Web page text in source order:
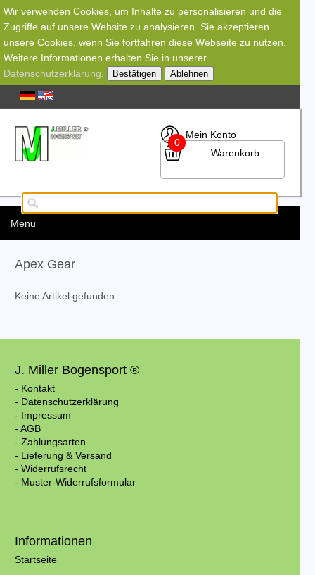
Wir verwenden Cookies, um Inhalte zu personalisieren und die
Zugriffe auf unsere Website zu analysieren. Sie akzeptieren
unsere Cookies, wenn Sie fortfahren diese Webseite zu nutzen.
Weitere Informationen erhalten Sie in unserer
Datenschutzerklärung
Bestätigen Ablehnen
Mein Konto
0
Warenkorb
Menu
Apex Gear
Keine Artikel gefunden.
J. Miller Bogensport ®
- Kontakt
- Datenschutzerklärung
- Impressum
- AGB
- Zahlungsarten
- Lieferung & Versand
- Widerrufsrecht
- Muster-Widerrufsformular
Informationen
Startseite